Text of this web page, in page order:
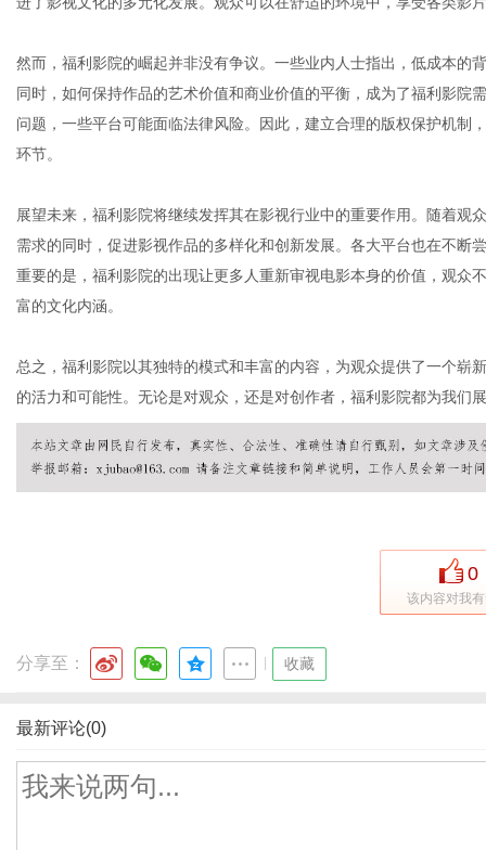
然而，福利影院的崛起并非没有争议。一些业内人士指出，低成本的
同时，如何保持作品的艺术价值和商业价值的平衡，成为了福利影院
问题，一些平台可能面临法律风险。因此，建立合理的版权保护机制
环节。
展望未来，福利影院将继续发挥其在影视行业中的重要作用。随着观
需求的同时，促进影视作品的多样化和创新发展。各大平台也在不断
重要的是，福利影院的出现让更多人重新审视电影本身的价值，观众
富的文化内涵。
总之，福利影院以其独特的模式和丰富的内容，为观众提供了一个崭
的活力和可能性。无论是对观众，还是对创作者，福利影院都为我们
0
该内容对我
分享至： 收藏
最新评论(0)